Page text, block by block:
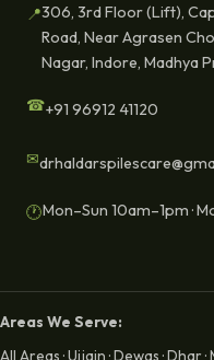
📍306, 3rd Floor (Lift),
Road, Near Agrasen
Nagar, Indore, Madhya
☎+91 96912 41120
✉
🕐Mon–Sun 10am–1pm ·
Areas We Serve: